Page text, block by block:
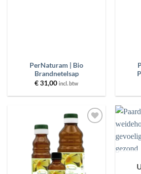
PerNaturam | Bio
Brandnetelsap
€31,00 incl. btw
Toevoegen
aan
wenslijst